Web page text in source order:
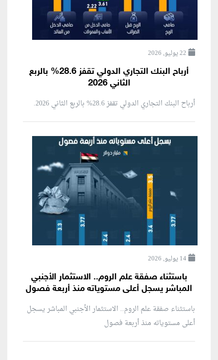
22 يوليو, 2026
أرباح البنك التجاري الدولي تقفز 28.6% بالربع
الثاني 2026
أرباح البنك التجاري الدولي تقفز 28.6% بالربع الثاني 2026.
14 يوليو, 2026
باستثناء صفقة علم الروم.. الاستثمار الأجنبي
المباشر يسجل أعلى مستوياته منذ أربعة فصول
باستثناء صفقة علم الروم.. الاستثمار الأجنبي المباشر يسجل
أعلى مستوياته منذ أربعة فصول